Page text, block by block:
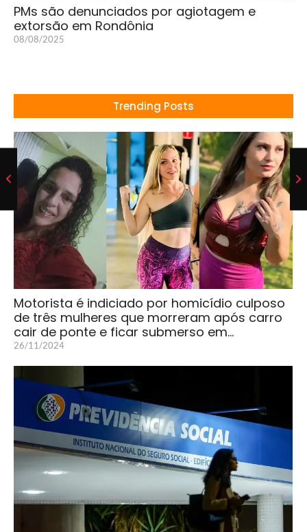
PMs são denunciados por agiotagem e
extorsão em Rondônia
08/08/2025
Trending Posts
Motorista é indiciado por homicídio culposo
de três mulheres que morreram após carro
cair de ponte e ficar submerso em…
26/11/2024